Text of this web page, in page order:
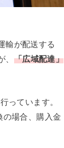
輸が配送する
「広域配達」
っています。
場合、購入金